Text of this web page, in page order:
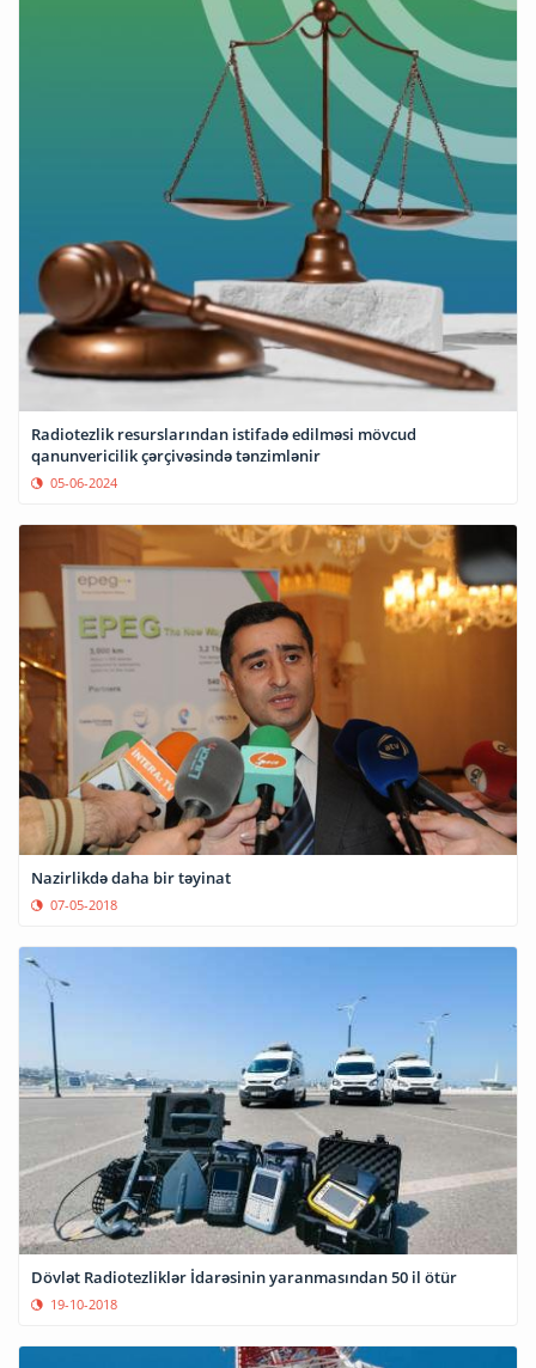
Radiotezlik resurslarından istifadə edilməsi mövcud
qanunvericilik çərçivəsində tənzimlənir
05-06-2024
Nazirlikdə daha bir təyinat
07-05-2018
Dövlət Radiotezliklər İdarəsinin yaranmasından 50 il ötür
19-10-2018